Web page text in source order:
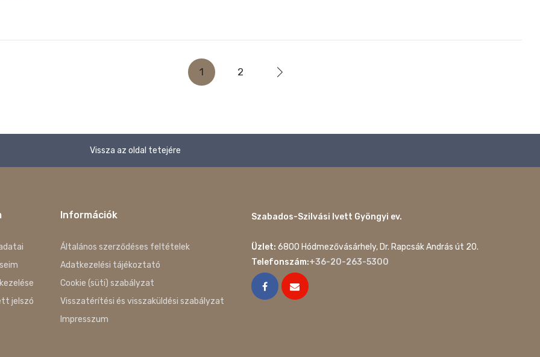
1 2
Vissza az oldal tetejére
jelszó
Információk
Általános szerződéses feltételek
Adatkezelési tájékoztató
Cookie (süti) szabályzat
Visszatérítési és visszaküldési szabályzat
Impresszum
Szabados-Szilvási Ivett Gyöngyi ev.
Üzlet: 6800 Hódmezővásárhely, Dr. Rapcsák András út 20.
Telefonszám:+36-20-263-5300